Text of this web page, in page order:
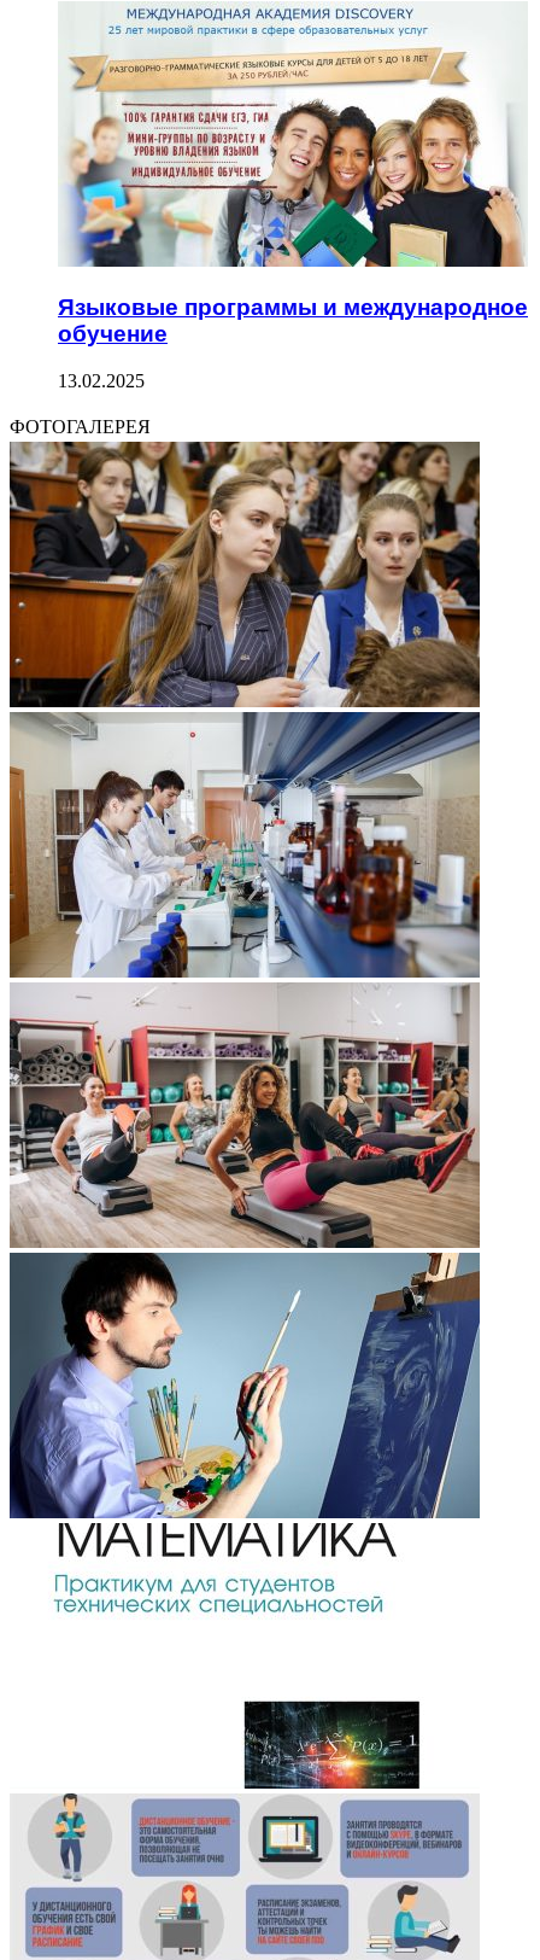
Языковые программы и международное
обучение
13.02.2025
ФОТОГАЛЕРЕЯ